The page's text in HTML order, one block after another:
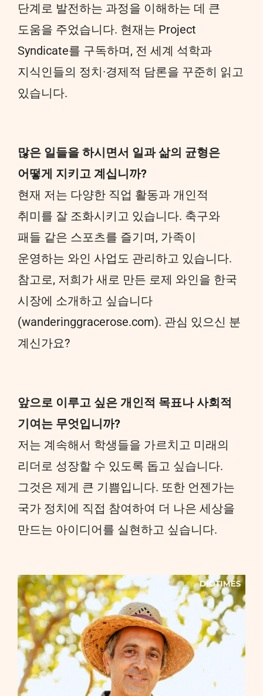
단계로 발전하는 과정을 이해하는 데 큰
도움을 주었습니다. 현재는 Project
Syndicate를 구독하며, 전 세계 석학과
지식인들의 정치·경제적 담론을 꾸준히 읽고
있습니다.
많은 일들을 하시면서 일과 삶의 균형은
어떻게 지키고 계십니까?
현재 저는 다양한 직업 활동과 개인적
취미를 잘 조화시키고 있습니다. 축구와
패들 같은 스포츠를 즐기며, 가족이
운영하는 와인 사업도 관리하고 있습니다.
참고로, 저희가 새로 만든 로제 와인을 한국
시장에 소개하고 싶습니다
(wanderinggracerose.com). 관심 있으신 분
계신가요?
앞으로 이루고 싶은 개인적 목표나 사회적
기여는 무엇입니까?
저는 계속해서 학생들을 가르치고 미래의
리더로 성장할 수 있도록 돕고 싶습니다.
그것은 제게 큰 기쁨입니다. 또한 언젠가는
국가 정치에 직접 참여하여 더 나은 세상을
만드는 아이디어를 실현하고 싶습니다.